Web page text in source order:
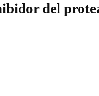
del